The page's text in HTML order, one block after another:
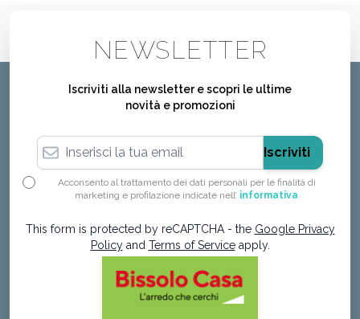
NEWSLETTER
Iscriviti alla newsletter e scopri le ultime
novità e promozioni
Indirizzo email
Iscriviti
Acconsento al trattamento dei dati personali per le finalità di
marketing e profilazione indicate nell’ informativa
This form is protected by reCAPTCHA - the Google Privacy
Policyand Terms of Serviceapply.